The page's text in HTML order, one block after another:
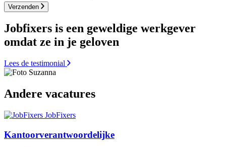
Verzenden
Jobfixers is een geweldige werkgever
omdat ze in je geloven
Lees de testimonial
Andere vacatures
JobFixers
Kantoorverantwoordelijke